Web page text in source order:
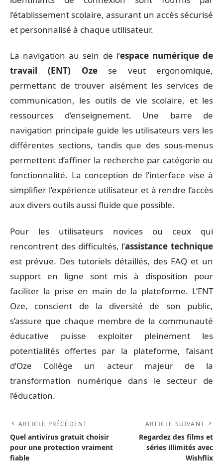
l’établissement scolaire, assurant un accès sécurisé
et personnalisé à chaque utilisateur.
La navigation au sein de l’espace numérique de
travail (ENT) Ozese veut ergonomique,
permettant de trouver aisément les services de
communication, les outils de vie scolaire, et les
ressources d’enseignement. Une barre de
navigation principale guide les utilisateurs vers les
différentes sections, tandis que des sous-menus
permettent d’affiner la recherche par catégorie ou
fonctionnalité. La conception de l’interface vise à
simplifier l’expérience utilisateur et à rendre l’accès
aux divers outils aussi fluide que possible.
Pour les utilisateurs novices ou ceux qui
rencontrent des difficultés, l’assistance technique
est prévue. Des tutoriels détaillés, des FAQ et un
support en ligne sont mis à disposition pour
faciliter la prise en main de la plateforme. L’ENT
Oze, conscient de la diversité de son public,
s’assure que chaque membre de la communauté
éducative puisse exploiter pleinement les
potentialités offertes par la plateforme, faisant
d’Oze Collège un acteur majeur de la
transformation numérique dans le secteur de
l’éducation.
ARTICLE PRÉCÉDENT
Quel antivirus gratuit choisir
pour une protection vraiment
fiable
ARTICLE SUIVANT
Regardez des films et
séries illimités avec
Wishflix